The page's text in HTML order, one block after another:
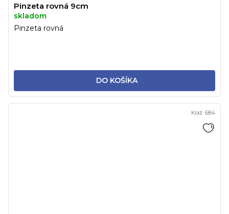
Pinzeta rovná 9cm
skladom
DO KOŠÍKA
Pinzeta rovná
Kód: 684